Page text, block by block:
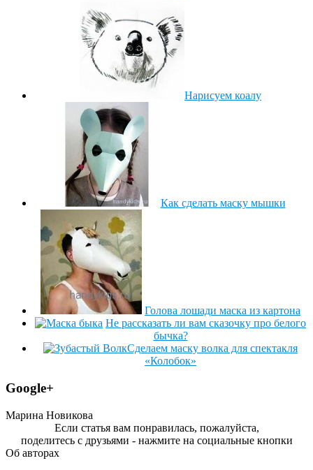
Нарисуем коалу
Как сделать маску мышки
Голова лошади маска из картона
Не рассказать ли вам сказочку про белого
бычка?
Сделаем маску волка для спектакля
«Колобок»
Google+
Марина Новикова
Если статья вам понравилась, пожалуйста,
поделитесь с друзьями - нажмите на социальные кнопки
Об авторах